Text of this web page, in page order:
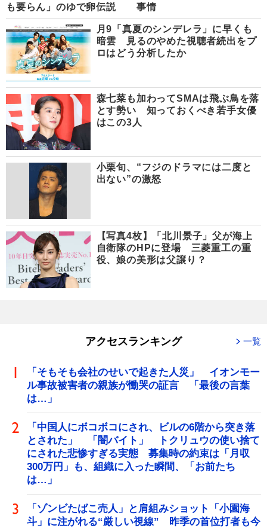
も要らん」のゆで卵伝説
事情
月9「真夏のシンデレラ」に早くも
暗雲 見るのやめた視聴者続出をプ
ロはどう分析したか
森七菜も加わってSMAは飛ぶ鳥を落
とす勢い 知っておくべき若手女優
はこの3人
小栗旬、“フジのドラマには二度と
出ない”の激怒
【写真4枚】「北川景子」父が海上
自衛隊のHPに登場 三菱重工の重
役、娘の美形は父譲り？
アクセスランキング 一覧
「そもそも会社のせいで起きた人災」 イオンモー
ル事故被害者の親族が慟哭の証言 「最後の言葉
は…」
「中国人にボコボコにされ、ビルの6階から突き落
とされた」 「闇バイト」 トクリュウの使い捨て
にされた悲惨すぎる実態 募集時の約束は「月収
300万円」も、組織に入った瞬間、「お前たち
は…」
「ゾンビたばこ売人」と肩組みショット「小園海
斗」に注がれる“厳しい視線” 昨季の首位打者も今